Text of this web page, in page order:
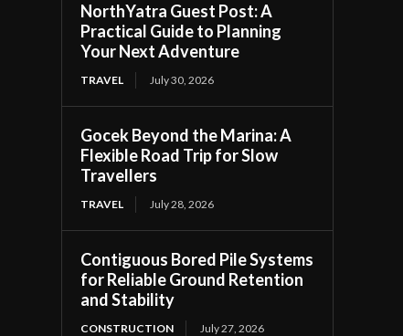
NorthYatra Guest Post: A
Practical Guide to Planning
Your Next Adventure
TRAVEL July 30, 2026
Gocek Beyond the Marina: A
Flexible Road Trip for Slow
Travellers
TRAVEL July 28, 2026
Contiguous Bored Pile Systems
for Reliable Ground Retention
and Stability
CONSTRUCTION July 27, 2026